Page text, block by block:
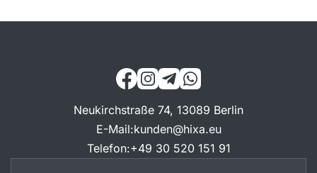
Neukirchstraße 74, 13089 Berlin
E-Mail:kunden@hixa.eu
Telefon:+49 30 520 151 91